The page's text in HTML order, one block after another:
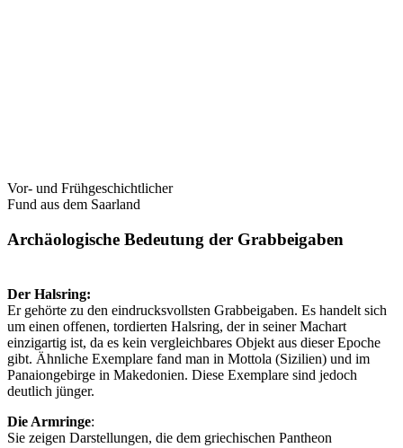
Vor- und Frühgeschichtlicher
Fund aus dem Saarland
Archäologische Bedeutung der Grabbeigaben
Der Halsring:
Er gehörte zu den eindrucksvollsten Grabbeigaben. Es handelt sich
um einen offenen, tordierten Halsring, der in seiner Machart
einzigartig ist, da es kein vergleichbares Objekt aus dieser Epoche
gibt. Ähnliche Exemplare fand man in Mottola (Sizilien) und im
Panaiongebirge in Makedonien. Diese Exemplare sind jedoch
deutlich jünger.
Die Armringe:
Sie zeigen Darstellungen, die dem griechischen Pantheon